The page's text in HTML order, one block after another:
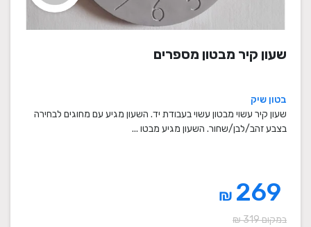
שעון קיר מבטון מספרים
בטון שיק
שעון קיר עשוי מבטון עשוי בעבודת יד. השעון מגיע עם מחוגים לבחירה
בצבע זהב/לבן/שחור. השעון מגיע מבטו ...
₪
במקום 319 ₪